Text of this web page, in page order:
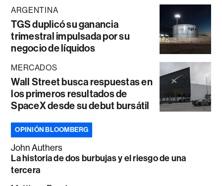
ARGENTINA
TGS duplicó su ganancia
trimestral impulsada por su
negocio de líquidos
MERCADOS
Wall Street busca respuestas en
los primeros resultados de
SpaceX desde su debut bursátil
OPINIÓN BLOOMBERG
John Authers
La historia de dos burbujas y el riesgo de una
tercera